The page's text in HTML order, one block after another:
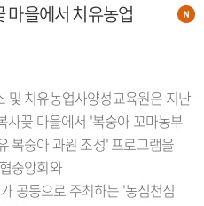
마을에서 치유농업
및 치유농업사양성교육원은 지난
사꽃 마을에서 '복숭아 꼬마농부
복숭아 과원 조성' 프로그램을
중앙회와
공동으로 주최하는 '농심천심